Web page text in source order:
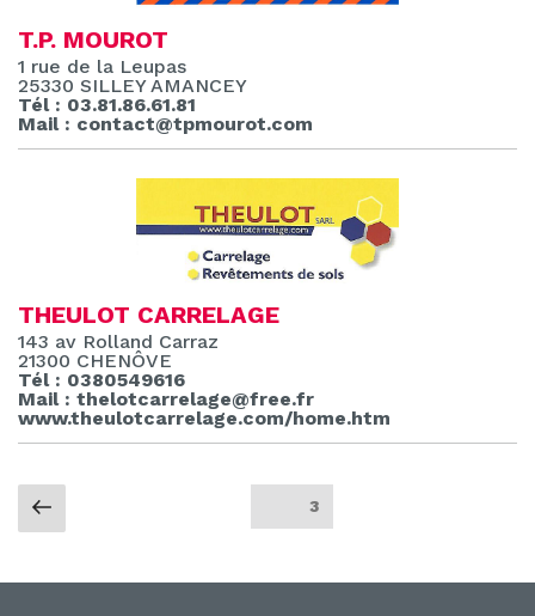
T.P. MOUROT
1 rue de la Leupas
25330 SILLEY AMANCEY
Tél : 03.81.86.61.81
Mail : contact@tpmourot.com
THEULOT CARRELAGE
143 av Rolland Carraz
21300 CHENÔVE
Tél : 0380549616
Mail : thelotcarrelage@free.fr
www.theulotcarrelage.com/home.htm
Pagination
des
Page
précédente
Page3